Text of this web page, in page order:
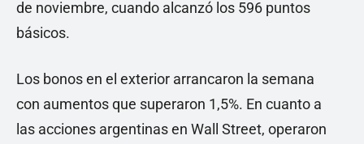
de noviembre, cuando alcanzó los 596 puntos
básicos.
Los bonos en el exterior arrancaron la semana
con aumentos que superaron 1,5%. En cuanto a
las acciones argentinas en Wall Street, operaron